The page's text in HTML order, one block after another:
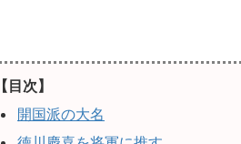
【目次】
開国派の大名